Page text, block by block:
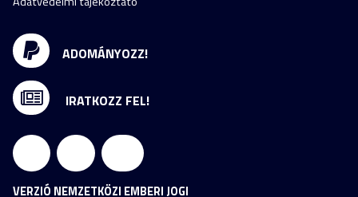
VERZIÓ NEMZETKÖZI EMBERI JOGI
ADOMÁNYOZZ!
IRATKOZZ FEL!